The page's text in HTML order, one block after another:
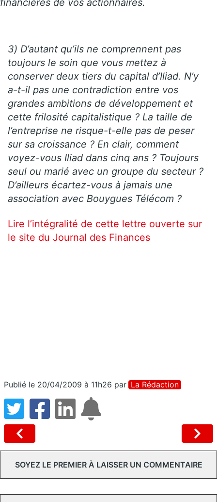
financières de vos actionnaires.
3) D’autant qu’ils ne comprennent pas
toujours le soin que vous mettez à
conserver deux tiers du capital d’Iliad. N’y
a-t-il pas une contradiction entre vos
grandes ambitions de développement et
cette frilosité capitalistique ? La taille de
l’entreprise ne risque-t-elle pas de peser
sur sa croissance ? En clair, comment
voyez-vous Iliad dans cinq ans ? Toujours
seul ou marié avec un groupe du secteur ?
D’ailleurs écartez-vous à jamais une
association avec Bouygues Télécom ?
Lire l’intégralité de cette lettre ouverte sur
le site du Journal des Finances
Publié le 20/04/2009 à 11h26 par La Rédaction
SOYEZ LE PREMIER À LAISSER UN COMMENTAIRE